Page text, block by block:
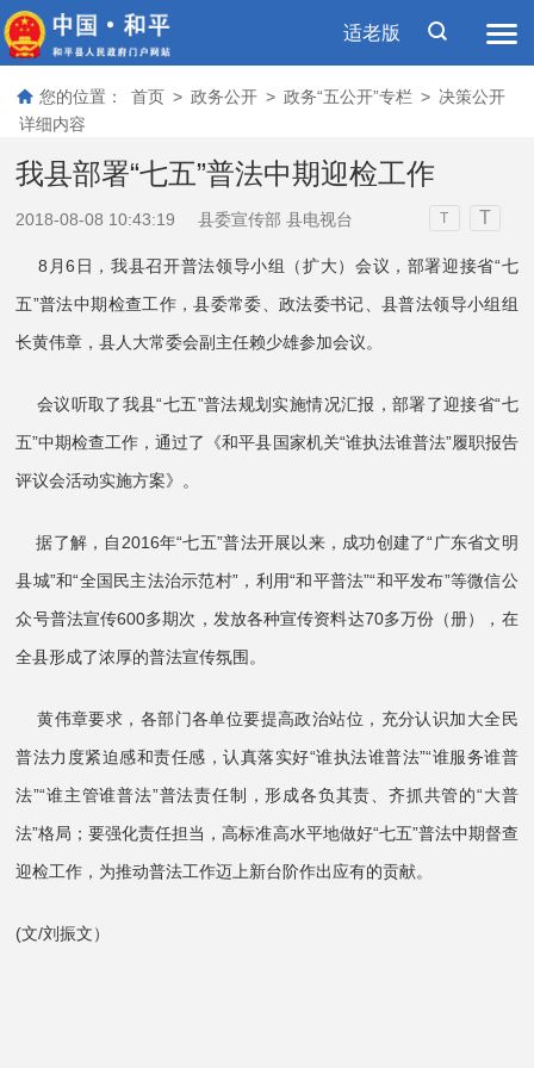
适老版
您的位置： 首页 > 政务公开 > 政务“五公开”专栏 > 决策公开
详细内容
我县部署“七五”普法中期迎检工作
2018-08-08 10:43:19 县委宣传部 县电视台 T T
8月6日，我县召开普法领导小组（扩大）会议，部署迎接省“七
五”普法中期检查工作，县委常委、政法委书记、县普法领导小组组
长黄伟章，县人大常委会副主任赖少雄参加会议。
会议听取了我县“七五”普法规划实施情况汇报，部署了迎接省“七
五”中期检查工作，通过了《和平县国家机关“谁执法谁普法”履职报告
评议会活动实施方案》。
据了解，自2016年“七五”普法开展以来，成功创建了“广东省文明
县城”和“全国民主法治示范村”，利用“和平普法”“和平发布”等微信公
众号普法宣传600多期次，发放各种宣传资料达70多万份（册），在
全县形成了浓厚的普法宣传氛围。
黄伟章要求，各部门各单位要提高政治站位，充分认识加大全民
普法力度紧迫感和责任感，认真落实好“谁执法谁普法”“谁服务谁普
法”“谁主管谁普法”普法责任制，形成各负其责、齐抓共管的“大普
法”格局；要强化责任担当，高标准高水平地做好“七五”普法中期督查
迎检工作，为推动普法工作迈上新台阶作出应有的贡献。
(文/刘振文）